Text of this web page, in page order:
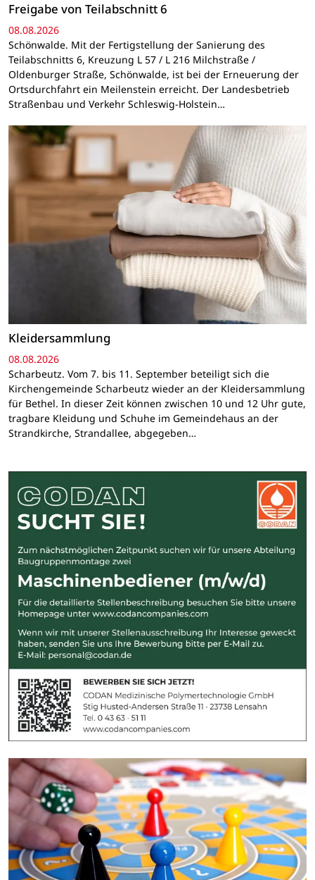
Freigabe von Teilabschnitt 6
08.08.2026
Schönwalde. Mit der Fertigstellung der Sanierung des
Teilabschnitts 6, Kreuzung L 57 / L 216 Milchstraße /
Oldenburger Straße, Schönwalde, ist bei der Erneuerung der
Ortsdurchfahrt ein Meilenstein erreicht. Der Landesbetrieb
Straßenbau und Verkehr Schleswig-Holstein…
Kleidersammlung
08.08.2026
Scharbeutz. Vom 7. bis 11. September beteiligt sich die
Kirchengemeinde Scharbeutz wieder an der Kleidersammlung
für Bethel. In dieser Zeit können zwischen 10 und 12 Uhr gute,
tragbare Kleidung und Schuhe im Gemeindehaus an der
Strandkirche, Strandallee, abgegeben…